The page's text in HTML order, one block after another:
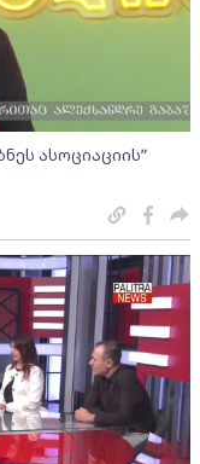
ასოციაციის”